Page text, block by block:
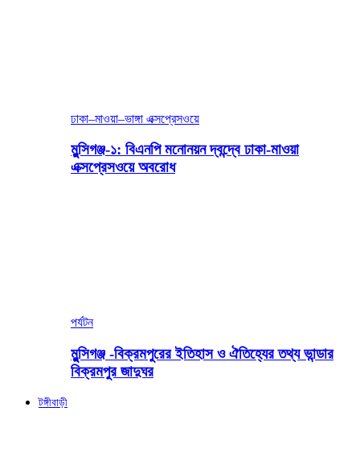
ঢাকা–মাওয়া–ভাঙ্গা এক্সপ্রেসওয়ে
মুন্সিগঞ্জ-১: বিএনপি মনোনয়ন দ্বন্দ্বে ঢাকা-মাওয়া
এক্সপ্রেসওয়ে অবরোধ
পর্যটন
মুন্সিগঞ্জ -বিক্রমপুরের ইতিহাস ও ঐতিহ্যের তথ্য ভান্ডার
বিক্রমপুর জাদুঘর
টঙ্গীবাড়ী